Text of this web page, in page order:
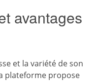
avantages
et la variété de son
plateforme propose